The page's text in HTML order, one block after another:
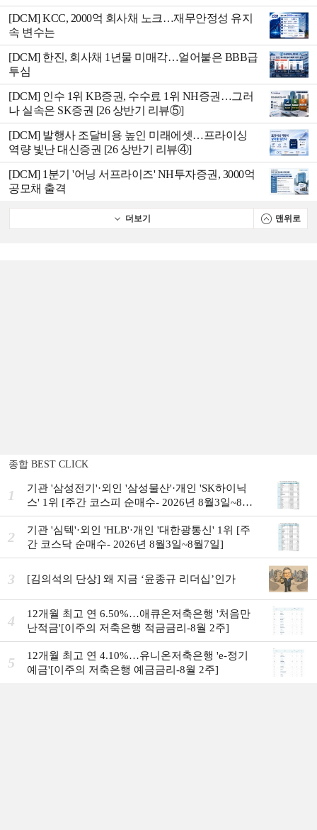
[DCM] KCC, 2000억 회사채 노크…재무안정성 유지
속 변수는
[DCM] 한진, 회사채 1년물 미매각…얼어붙은 BBB급
투심
[DCM] 인수 1위 KB증권, 수수료 1위 NH증권…그러
나 실속은 SK증권 [26 상반기 리뷰⑤]
[DCM] 발행사 조달비용 높인 미래에셋…프라이싱
역량 빛난 대신증권 [26 상반기 리뷰④]
[DCM] 1분기 '어닝 서프라이즈' NH투자증권, 3000억
공모채 출격
더보기 맨위로
종합 BEST CLICK
1
기관 '삼성전기'·외인 '삼성물산'·개인 'SK하이닉
스' 1위 [주간 코스피 순매수- 2026년 8월3일~8월
7일]
2
기관 '심텍'·외인 'HLB'·개인 '대한광통신' 1위 [주
간 코스닥 순매수- 2026년 8월3일~8월7일]
3 [김의석의 단상] 왜 지금 ‘윤종규 리더십’인가
4
12개월 최고 연 6.50%…애큐온저축은행 '처음만
난적금'[이주의 저축은행 적금금리-8월 2주]
5
12개월 최고 연 4.10%…유니온저축은행 'e-정기
예금'[이주의 저축은행 예금금리-8월 2주]